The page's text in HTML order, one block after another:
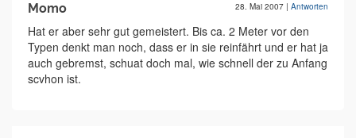
Momo 28. Mai 2007 | Antworten
Hat er aber sehr gut gemeistert. Bis ca. 2 Meter vor den
Typen denkt man noch, dass er in sie reinfährt und er hat ja
auch gebremst, schuat doch mal, wie schnell der zu Anfang
scvhon ist.